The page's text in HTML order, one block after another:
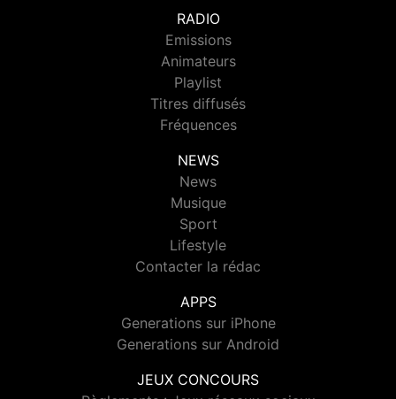
RADIO
Emissions
Animateurs
Playlist
Titres diffusés
Fréquences
NEWS
News
Musique
Sport
Lifestyle
Contacter la rédac
APPS
Generations sur iPhone
Generations sur Android
JEUX CONCOURS